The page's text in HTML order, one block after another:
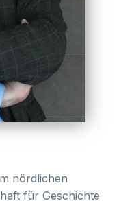
nördlichen
für Geschichte